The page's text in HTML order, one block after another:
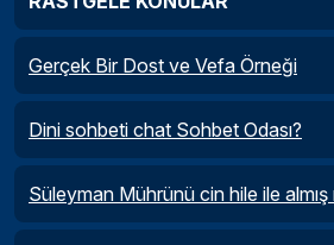
Gerçek Bir Dost ve Vefa Örneği
Dini sohbeti chat Sohbet Odası?
Süleyman Mührünü cin hile ile almış